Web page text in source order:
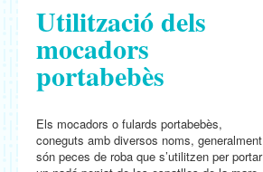
Utilització dels
mocadors
portabebès
Els mocadors o fulards portabebès,
coneguts amb diversos noms, generalment
són peces de roba que s’utilitzen per portar